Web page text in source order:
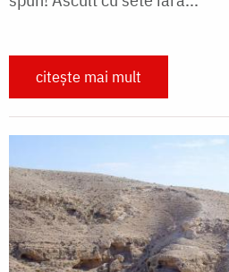
citește mai mult